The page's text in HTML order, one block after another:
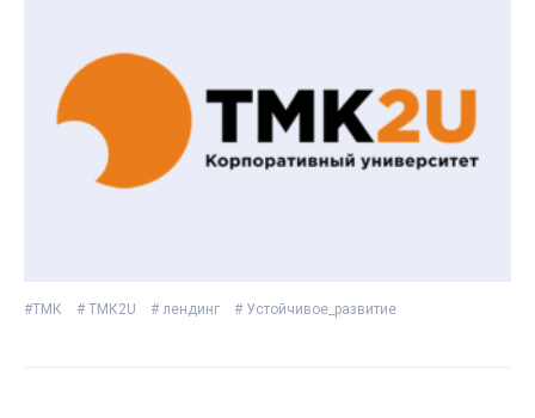
#ТМК # ТМК2U # лендинг # Устойчивое_развитие